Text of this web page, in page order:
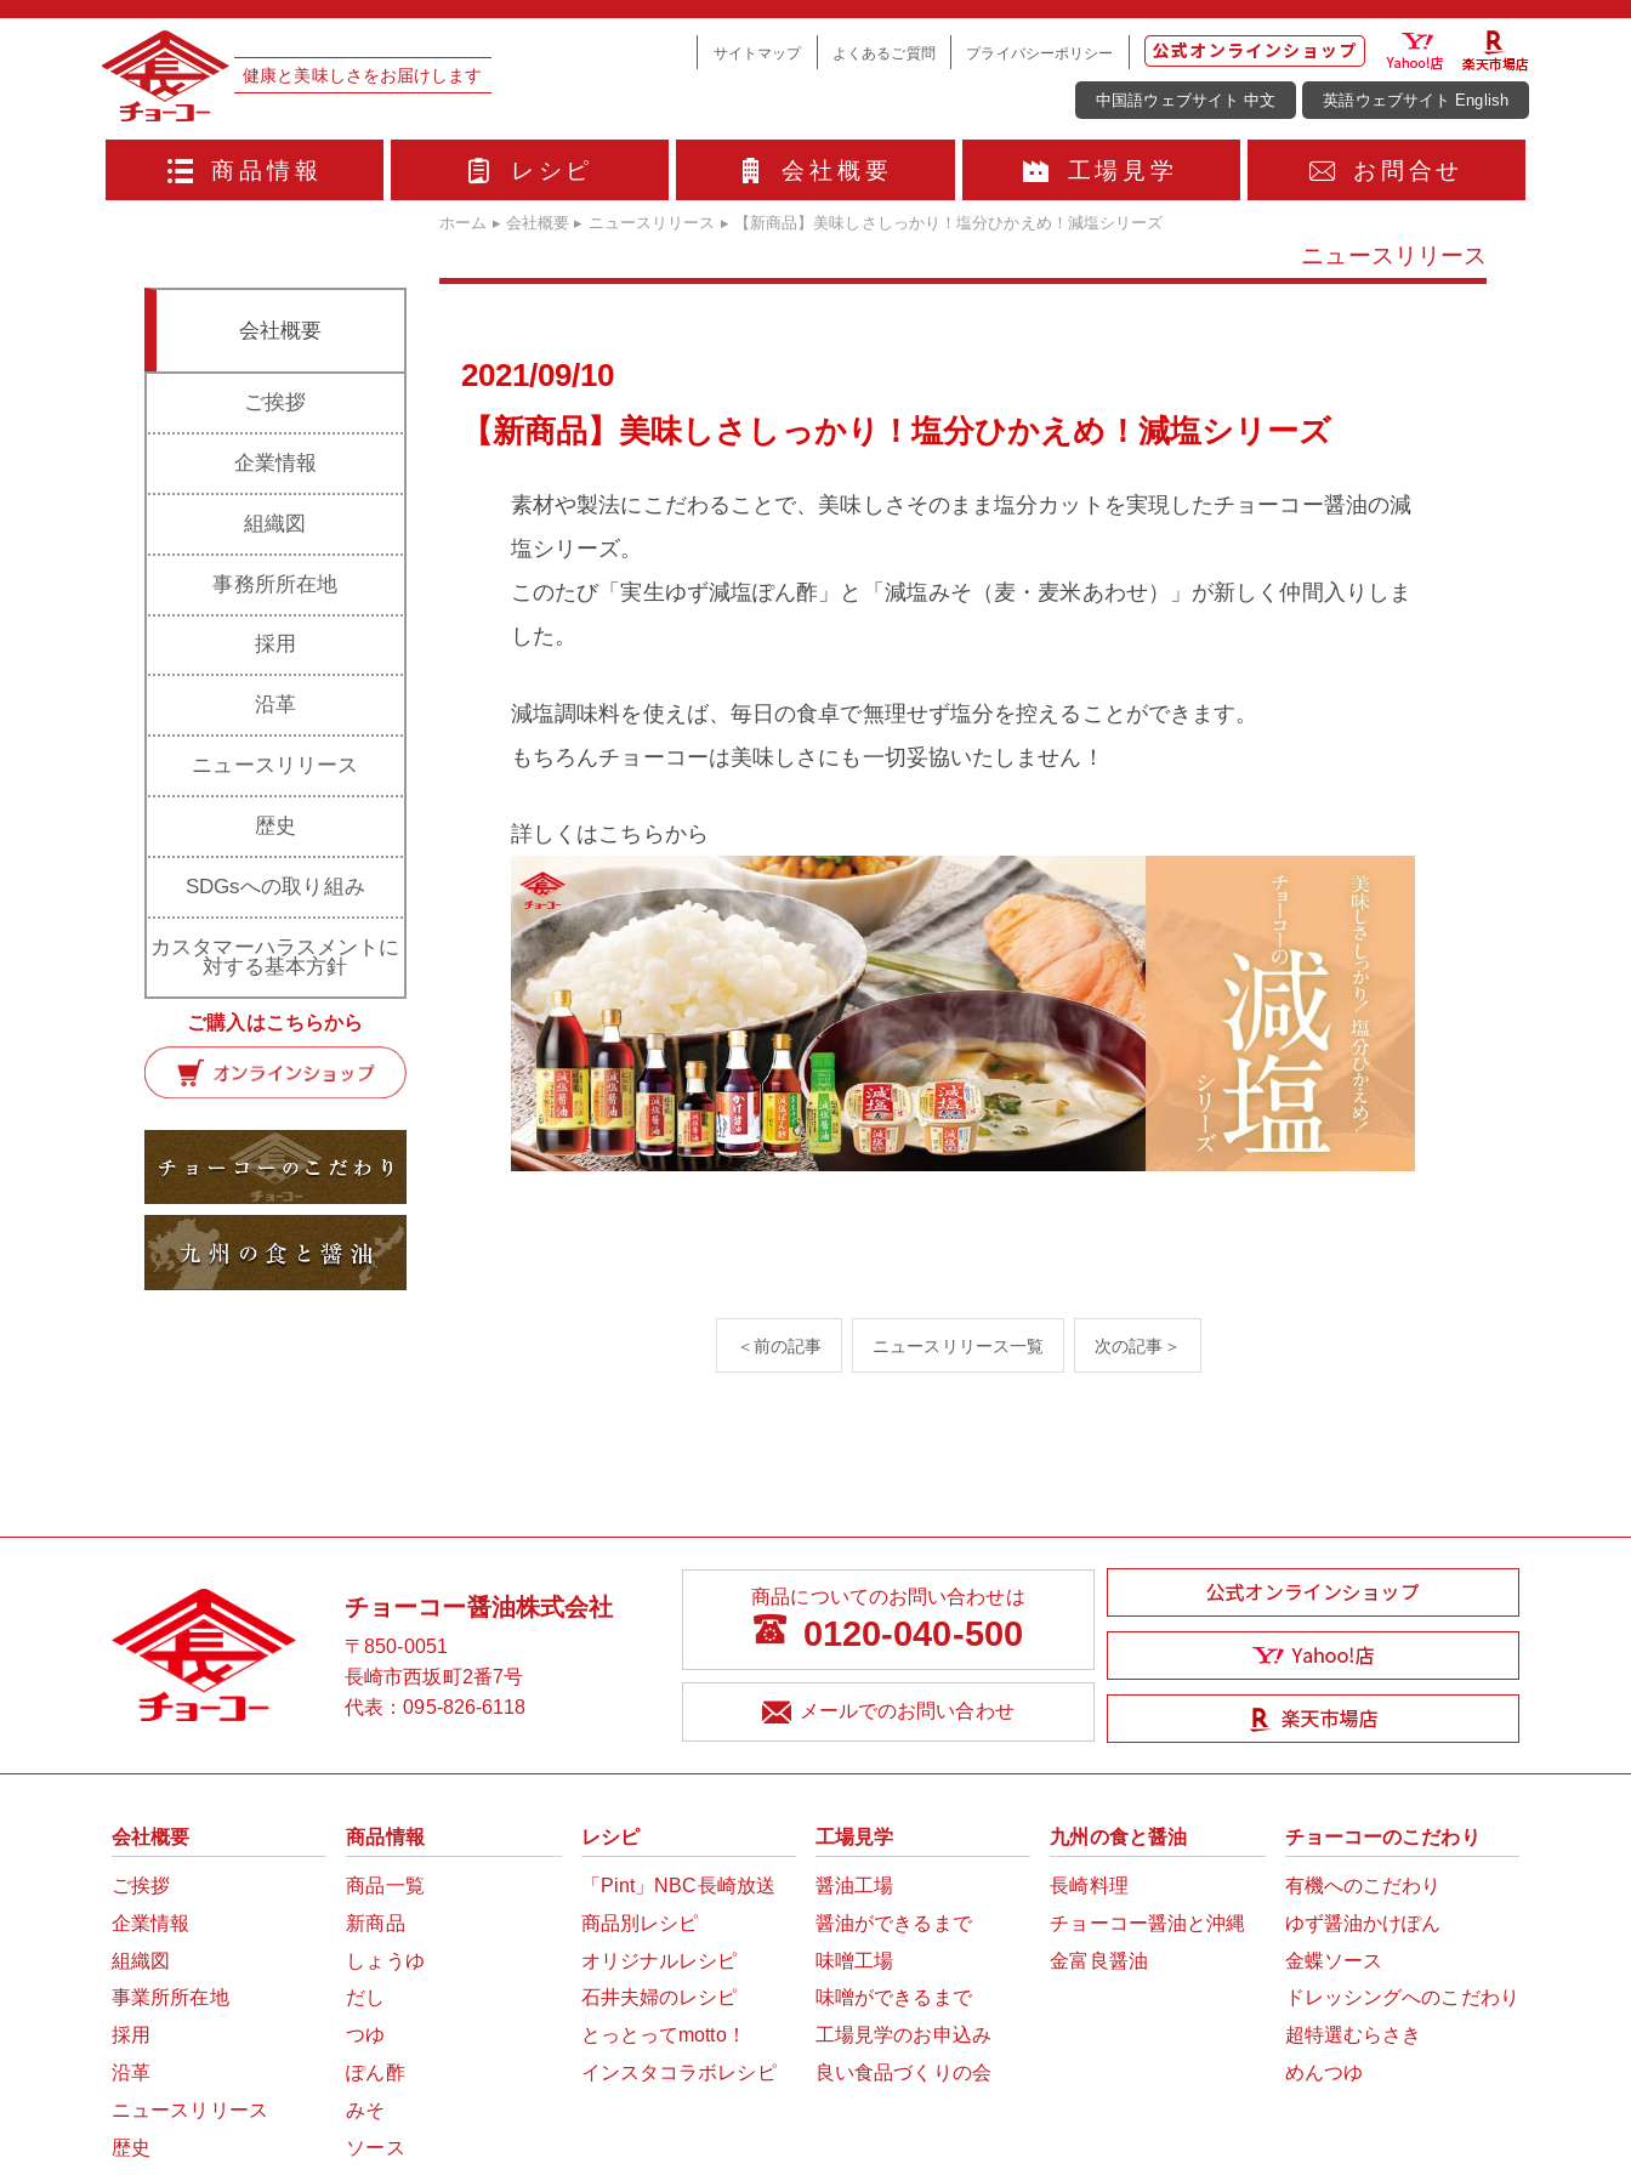
健康と美味しさをお届けします
サイトマップ よくあるご質問 プライバシーポリシー
中国語ウェブサイト 中文 英語ウェブサイト English
商品情報 レシピ 会社概要 工場見学 お問合せ
会社概要
ご挨拶
企業情報
組織図
事務所所在地
採用
沿革
ニュースリリース
歴史
SDGsへの取り組み
カスタマーハラスメントに
対する基本方針
ご購入はこちらから
ホーム ▸ 会社概要 ▸ ニュースリリース ▸ 【新商品】美味しさしっかり！塩分ひかえめ！減塩シリーズ
ニュースリリース
2021/09/10
【新商品】美味しさしっかり！塩分ひかえめ！減塩シリーズ
素材や製法にこだわることで、美味しさそのまま塩分カットを実現したチョーコー醤油の減
塩シリーズ。
このたび「実生ゆず減塩ぽん酢」と「減塩みそ（麦・麦米あわせ）」が新しく仲間入りしま
した。
減塩調味料を使えば、毎日の食卓で無理せず塩分を控えることができます。
もちろんチョーコーは美味しさにも一切妥協いたしません！
詳しくはこちらから
＜前の記事 ニュースリリース一覧 次の記事＞
チョーコー醤油株式会社
〒850-0051
長崎市西坂町2番7号
代表：095-826-6118
商品についてのお問い合わせは
0120-040-500
メールでのお問い合わせ
会社概要
ご挨拶
企業情報
組織図
事業所所在地
採用
沿革
ニュースリリース
歴史
商品情報
商品一覧
新商品
しょうゆ
だし
つゆ
ぽん酢
みそ
ソース
レシピ
「Pint」NBC長崎放送
商品別レシピ
オリジナルレシピ
石井夫婦のレシピ
とっとってmotto！
インスタコラボレシピ
工場見学
醤油工場
醤油ができるまで
味噌工場
味噌ができるまで
工場見学のお申込み
良い食品づくりの会
九州の食と醤油
長崎料理
チョーコー醤油と沖縄
金富良醤油
チョーコーのこだわり
有機へのこだわり
ゆず醤油かけぽん
金蝶ソース
ドレッシングへのこだわり
超特選むらさき
めんつゆ